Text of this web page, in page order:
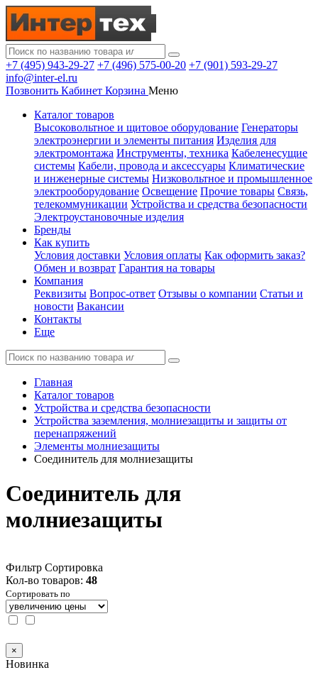
+7 (495) 943-29-27 +7 (496) 575-00-20 +7 (901) 593-29-27
info@inter-el.ru
Позвонить Кабинет Корзина Меню
Каталог товаров
Высоковольтное и щитовое оборудование Генераторы
электроэнергии и элементы питания Изделия для
электромонтажа Инструменты, техника Кабеленесущие
системы Кабели, провода и аксессуары Климатические
и инженерные системы Низковольтное и промышленное
электрооборудование Освещение Прочие товары Связь,
телекоммуникации Устройства и средства безопасности
Электроустановочные изделия
Бренды
Как купить
Условия доставки Условия оплаты Как оформить заказ?
Обмен и возврат Гарантия на товары
Компания
Реквизиты Вопрос-ответ Отзывы о компании Статьи и
новости Вакансии
Контакты
Еще
Главная
Каталог товаров
Устройства и средства безопасности
Устройства заземления, молниезащиты и защиты от
перенапряжений
Элементы молниезащиты
Соединитель для молниезащиты
Соединитель для
молниезащиты
Фильтр Сортировка
Кол-во товаров: 48
Сортировать по
×
Новинка